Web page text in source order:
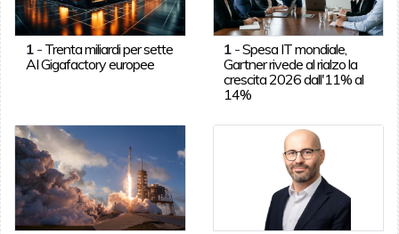
1- Trenta miliardi per sette
AI Gigafactory europee
1 -Spesa IT mondiale,
Gartner rivede al rialzo la
crescita 2026 dall'11% al
14%